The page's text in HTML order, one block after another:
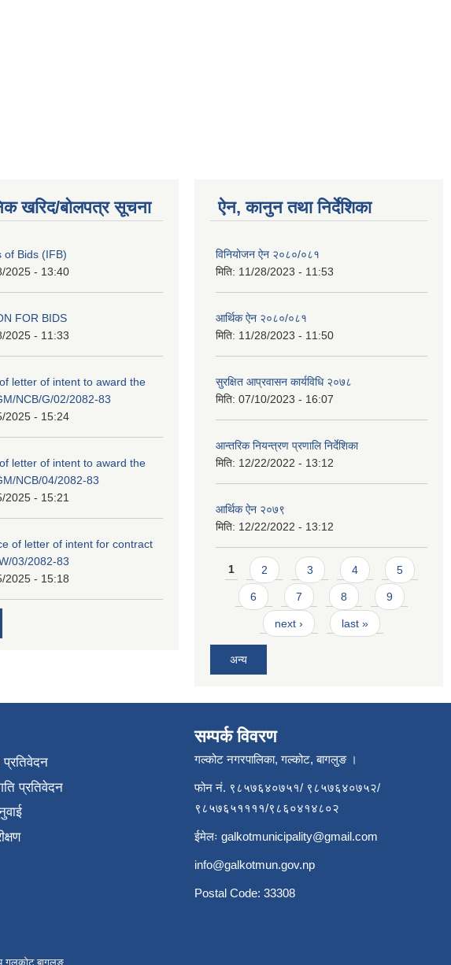
खरिद/बोलपत्र सूचना
of Bids (IFB)
2025 - 13:40
FOR BIDS
2025 - 11:33
letter of intent to award the
NCB/G/02/2082-83
2025 - 15:24
letter of intent to award the
NCB/04/2082-83
2025 - 15:21
of letter of intent for contract
03/2082-83
2025 - 15:18
ऐन, कानुन तथा निर्देशिका
विनियोजन ऐन २०८०/०८१
मिति: 11/28/2023 - 11:53
आर्थिक ऐन २०८०/०८१
मिति: 11/28/2023 - 11:50
सुरक्षित आप्रवासन कार्यविधि २०७८
मिति: 07/10/2023 - 16:07
आन्तरिक नियन्त्रण प्रणालि निर्देशिका
मिति: 12/22/2022 - 13:12
आर्थिक ऐन २०७९
मिति: 12/22/2022 - 13:12
Pages
1 2 3 4 5
6 7 8 9
next › last »
अन्य
प्रतिवेदन
प्रतिवेदन
सम्पर्क विवरण
गल्कोट नगरपालिका, गल्कोट, बागलुङ ।
फोन नं. ९८५७६४०७५१/ ९८५७६४०७५२/
९८५७६५११११/९८६०४१४८०२
ईमेलः galkotmunicipality@gmail.com
info@galkotmun.gov.np
Postal Code: 33308
गलकोट बागलुङ